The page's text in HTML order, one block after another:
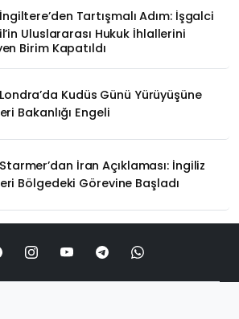
İngiltere’den Tartışmalı Adım: İşgalci
Uluslararası Hukuk İhlallerini
Birim Kapatıldı
Londra’da Kudüs Günü Yürüyüşüne
Bakanlığı Engeli
Starmer’dan İran Açıklaması: İngiliz
Bölgedeki Görevine Başladı